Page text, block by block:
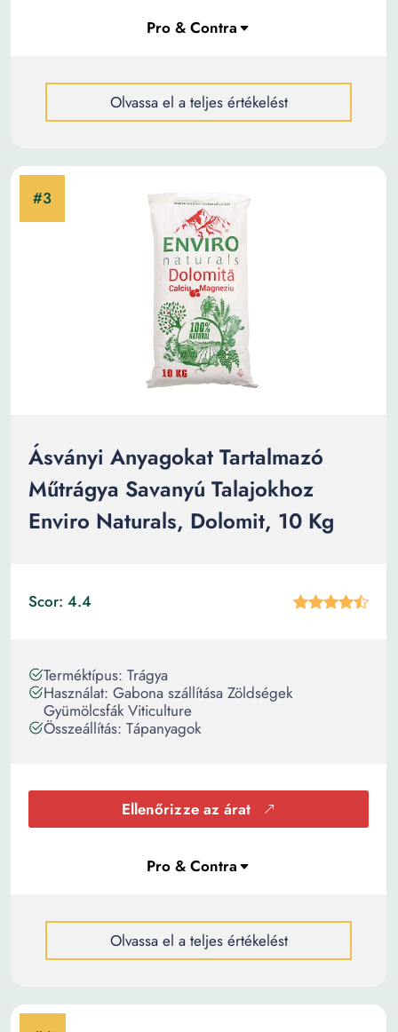
Olvassa el a teljes értékelést
Ásványi Anyagokat Tartalmazó
Műtrágya Savanyú Talajokhoz
Enviro Naturals, Dolomit, 10 Kg
Scor: 4.4
Terméktípus: Trágya
Használat: Gabona szállítása Zöldségek
Gyümölcsfák Viticulture
Összeállítás: Tápanyagok
Ellenőrizze az árat
Olvassa el a teljes értékelést